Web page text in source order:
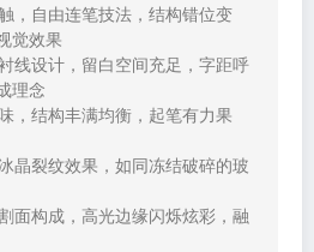
，自由连笔技法，结构错位变
觉效果
线设计，留白空间充足，字距呼
理念
，结构丰满均衡，起笔有力果
晶裂纹效果，如同冻结破碎的玻
面构成，高光边缘闪烁炫彩，融